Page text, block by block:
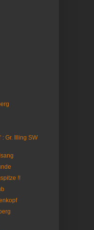
: Gr. Illing SW
!!